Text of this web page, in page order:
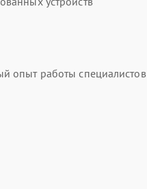
опыт работы специалистов